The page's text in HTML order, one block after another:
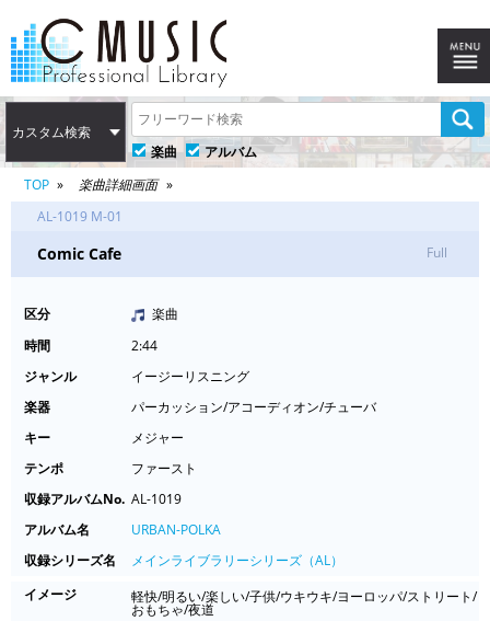
カスタム検索
楽曲
アルバム
TOP
楽曲詳細画面
AL-1019 M-01
Comic Cafe Full
区分
楽曲
時間
2:44
ジャンル
イージーリスニング
楽器
パーカッション/アコーディオン/チューバ
キー
メジャー
テンポ
ファースト
収録アルバムNo. AL-1019
アルバム名
URBAN-POLKA
収録シリーズ名
メインライブラリーシリーズ（AL）
イメージ
軽快/明るい/楽しい/子供/ウキウキ/ヨーロッパ/ストリート/
おもちゃ/夜道